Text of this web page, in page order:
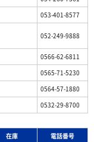
053-401-8577
052-249-9888
0566-62-6811
0565-71-5230
0564-57-1880
0532-29-8700
在庫
電話番号